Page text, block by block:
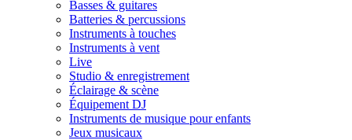
Basses & guitares
Batteries & percussions
Instruments à touches
Instruments à vent
Live
Studio & enregistrement
Éclairage & scène
Équipement DJ
Instruments de musique pour enfants
Jeux musicaux